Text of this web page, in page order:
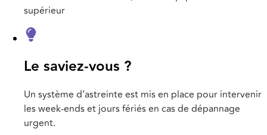
supérieur
Le saviez-vous ?
Un système d’astreinte est mis en place pour intervenir
les week-ends et jours fériés en cas de dépannage
urgent.